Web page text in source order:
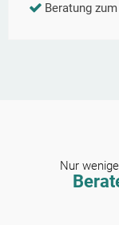
Beratung
Nur